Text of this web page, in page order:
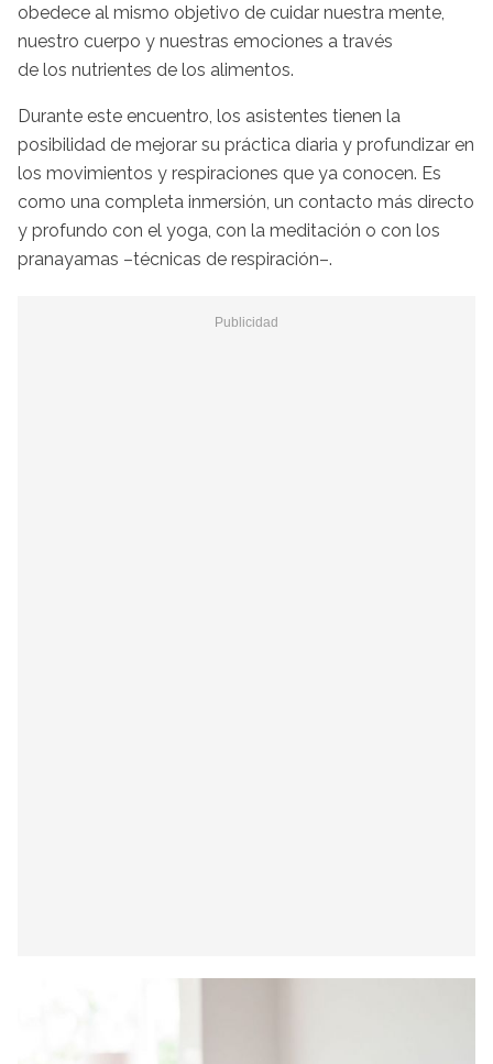
obedece al mismo objetivo de cuidar nuestra mente,
nuestro cuerpo y nuestras emociones a través
de los nutrientes de los alimentos.
Durante este encuentro, los asistentes tienen la
posibilidad de mejorar su práctica diaria y profundizar en
los movimientos y respiraciones que ya conocen. Es
como una completa inmersión, un contacto más directo
y profundo con el yoga, con la meditación o con los
pranayamas –técnicas de respiración–.